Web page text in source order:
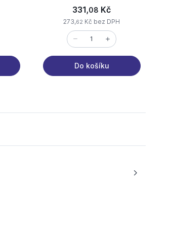
331,08 Kč
273,62 Kč bez DPH
Do košíku